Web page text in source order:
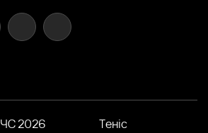
ЧС 2026
Теніс